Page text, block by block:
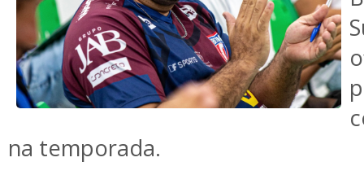
na temporada.